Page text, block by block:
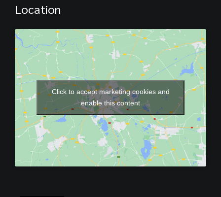
Location
Click to accept marketing cookies and
enable this content